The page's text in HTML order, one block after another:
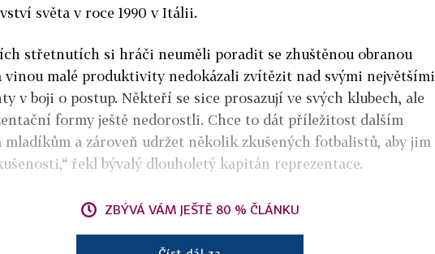
světa v roce 1990 v Itálii.
střetnutích si hráči neuměli poradit se zhuštěnou obranou
vinou malé produktivity nedokázali zvítězit nad svými největšími
v boji o postup. Někteří se sice prosazují ve svých klubech, ale
formy ještě nedorostli. Chce to dát příležitost dalším
mladíkům a zároveň udržet několik zkušených fotbalistů, aby jim
řekl bývalý dlouholetý kapitán reprezentace.
ZBÝVÁ VÁM JEŠTĚ 80 % ČLÁNKU